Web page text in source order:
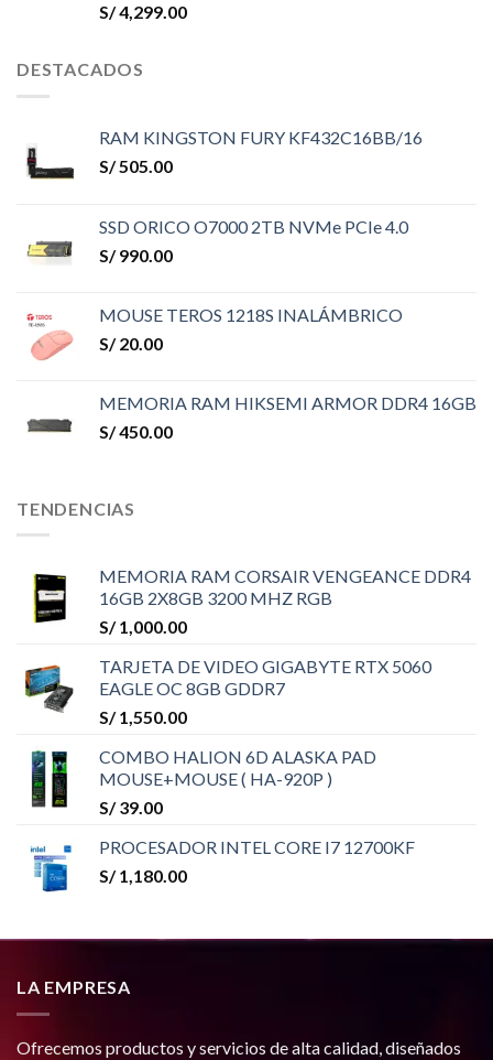
S/4,299.00
DESTACADOS
RAM KINGSTON FURY KF432C16BB/16
S/505.00
SSD ORICO O7000 2TB NVMe PCIe 4.0
S/990.00
MOUSE TEROS 1218S INALÁMBRICO
S/20.00
MEMORIA RAM HIKSEMI ARMOR DDR4 16GB
S/450.00
TENDENCIAS
MEMORIA RAM CORSAIR VENGEANCE DDR4
16GB 2X8GB 3200 MHZ RGB
S/1,000.00
TARJETA DE VIDEO GIGABYTE RTX 5060
EAGLE OC 8GB GDDR7
S/1,550.00
COMBO HALION 6D ALASKA PAD
MOUSE+MOUSE ( HA-920P )
S/39.00
PROCESADOR INTEL CORE I7 12700KF
S/1,180.00
LA EMPRESA
Ofrecemos productos y servicios de alta calidad, diseñados